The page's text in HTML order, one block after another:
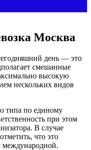
Москва
день — это
смешанные
высокую
нескольких видов
типа по единому
при этом
В случае
что это
международной.